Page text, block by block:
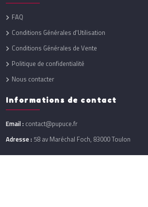
FAQ
Conditions Générales d'Utilisation
Conditions Générales de Vente
Politique de confidentialité
Nous contacter
Informations de contact
Email : contact@pupuce.fr
Adresse : 58 av Maréchal Foch, 83000 Toulon